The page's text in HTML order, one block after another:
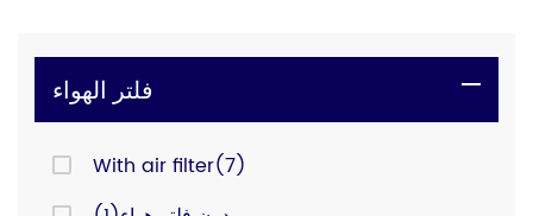
فلتر الهواء
With air filter(7)
موارد
اتصل بنا